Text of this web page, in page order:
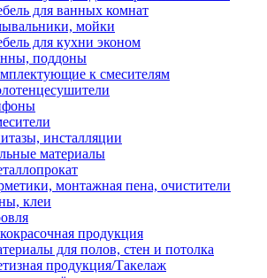
для ванных комнат
мойки
для кухни эконом
поддоны
к смесителям
инсталляции
материалы
монтажная пена, очистители
клеи
продукция
для полов, стен и потолка
продукция/Такелаж